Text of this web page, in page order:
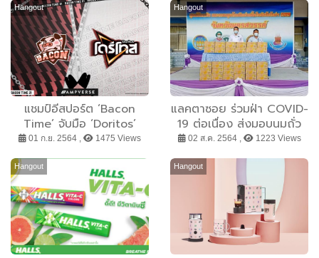
ก้าวผ่านสถานการณ์นี้ไป
ด้วยกัน
รายย่อยได้ไปต่อ
Hangout
แชมป์อีสปอร์ต ‘Bacon
Time’ จับมือ ‘Doritos’
เครือ PepsiCo ผลิตคอน
ในประเทศไทย
01 ก.ย. 2564 , 1475 Views
Hangout
แลคตาซอย ร่วมฝ่า COVID-
19 ต่อเนื่อง ส่งมอบนมถั่ว
เหลือง “ซังซัง” 2,799 หีบ
รวม 50 แห่งทั่วประเทศ
02 ส.ค. 2564 , 1223 Views
Hangout Hangout